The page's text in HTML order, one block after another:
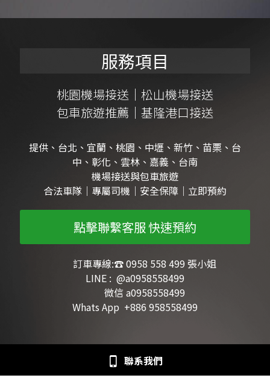
服務項目
桃園機場接送 ｜ 松山機場接送
包車旅遊推薦 ｜ 基隆港口接送
提供、台北、宜蘭、桃園、中壢、新竹、苗栗、台
中、彰化、雲林、嘉義、台南
機場接送與包車旅遊
合法車隊｜專屬司機｜安全保障｜立即預約
點擊聯繫客服 快速預約
         訂車專線:☎ 0958 558 499 張小姐
LINE :  @a0958558499
        微信 a0958558499
Whats App  +886 958558499
聯系我們